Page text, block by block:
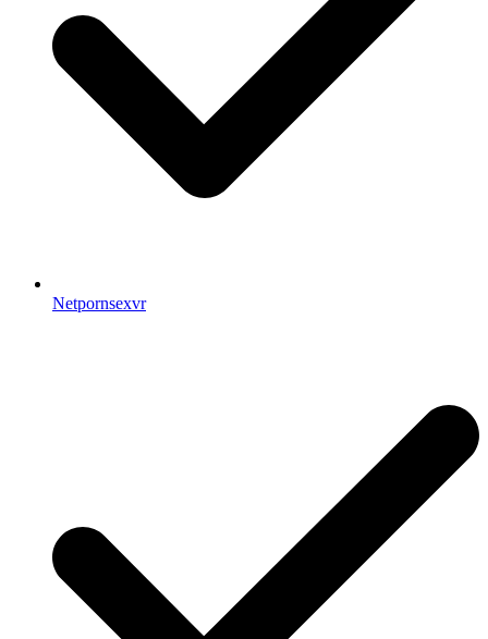
Netpornsexvr